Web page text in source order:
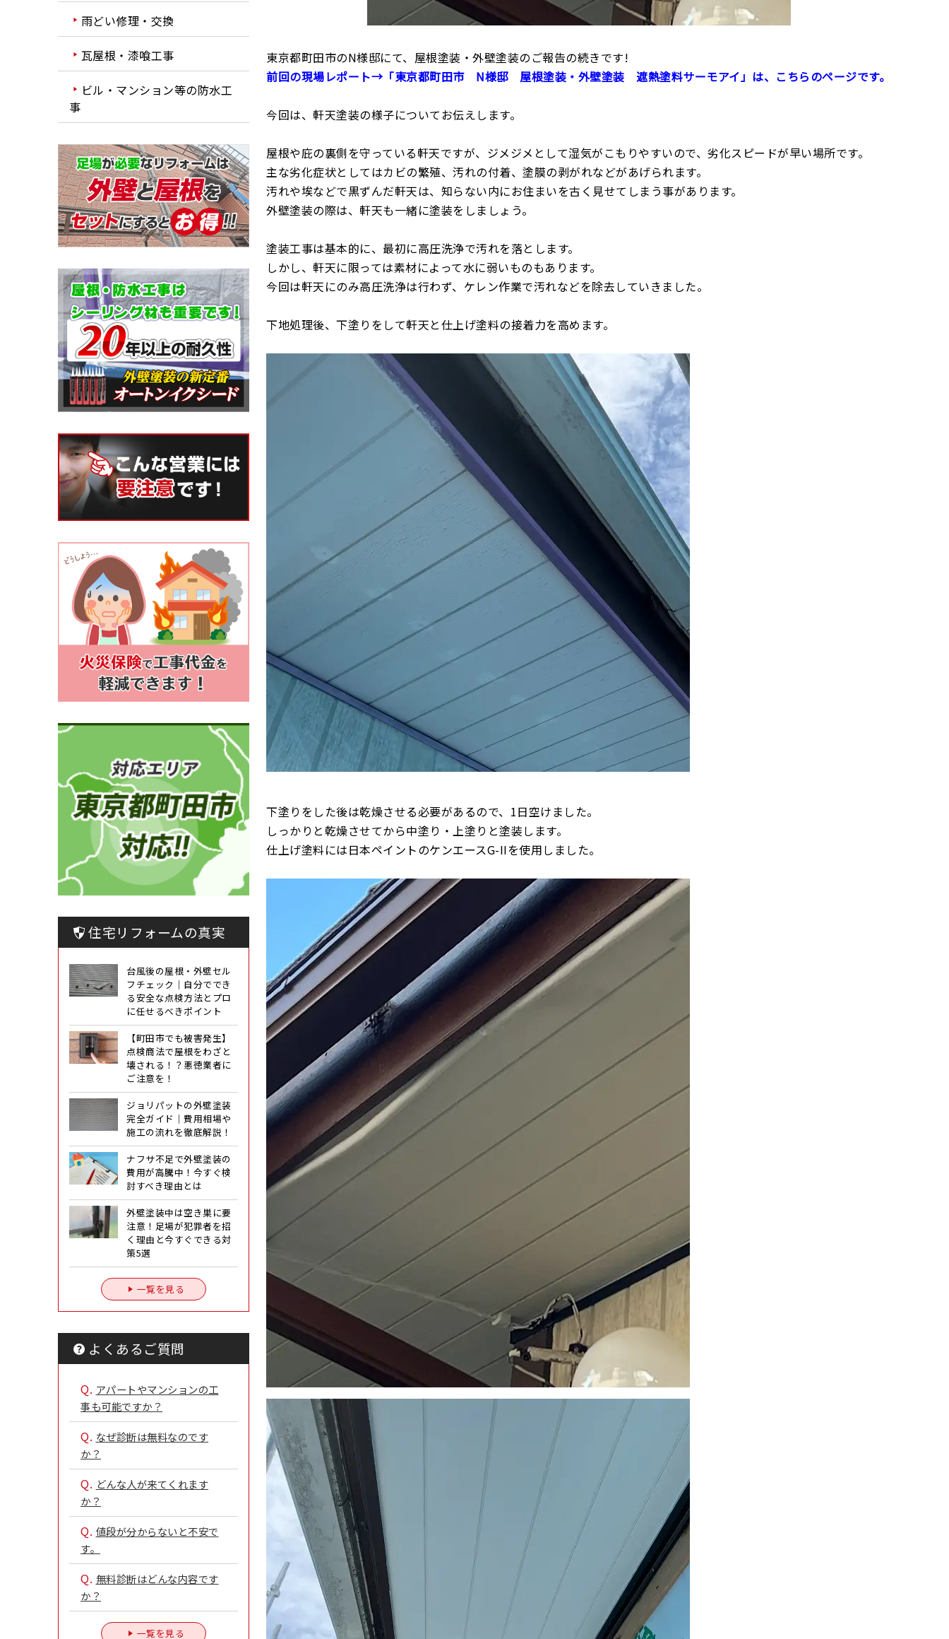
東京都町田市のN様邸にて、屋根塗装・外壁塗装のご報告の続きです!
前回の現場レポート→「東京都町田市 N様邸 屋根塗装・外壁塗装 遮熱塗料サーモアイ」は、こちらのページです。
今回は、軒天塗装の様子についてお伝えします。
屋根や庇の裏側を守っている軒天ですが、ジメジメとして湿気がこもりやすいので、劣化スピードが早い場所です。
主な劣化症状としてはカビの繁殖、汚れの付着、塗膜の剥がれなどがあげられます。
汚れや埃などで黒ずんだ軒天は、知らない内にお住まいを古く見せてしまう事があります。
外壁塗装の際は、軒天も一緒に塗装をしましょう。
塗装工事は基本的に、最初に高圧洗浄で汚れを落とします。
しかし、軒天に限っては素材によって水に弱いものもあります。
今回は軒天にのみ高圧洗浄は行わず、ケレン作業で汚れなどを除去していきました。
下地処理後、下塗りをして軒天と仕上げ塗料の接着力を高めます。
下塗りをした後は乾燥させる必要があるので、1日空けました。
しっかりと乾燥させてから中塗り・上塗りと塗装します。
仕上げ塗料には日本ペイントのケンエースG-IIを使用しました。
雨どい修理・交換
瓦屋根・漆喰工事
ビル・マンション等の防水工
事
住宅リフォームの真実
台風後の屋根・外壁セル
フチェック｜自分ででき
る安全な点検方法とプロ
に任せるべきポイント
【町田市でも被害発生】
点検商法で屋根をわざと
壊される！？悪徳業者に
ご注意を！
ジョリパットの外壁塗装
完全ガイド｜費用相場や
施工の流れを徹底解説！
ナフサ不足で外壁塗装の
費用が高騰中！今すぐ検
討すべき理由とは
外壁塗装中は空き巣に要
注意！足場が犯罪者を招
く理由と今すぐできる対
策5選
一覧を見る
よくあるご質問
Q. アパートやマンションの工
事も可能ですか？
Q. なぜ診断は無料なのです
か？
Q. どんな人が来てくれます
か？
Q. 値段が分からないと不安で
す。
Q. 無料診断はどんな内容です
か？
一覧を見る